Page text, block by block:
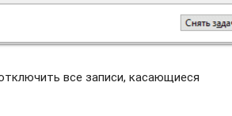
все записи, касающиеся